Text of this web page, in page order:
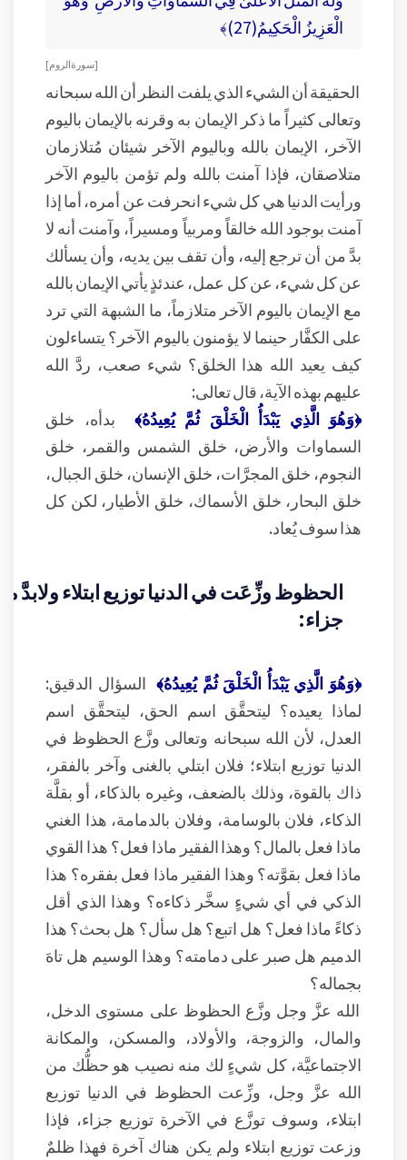
الْعَزِيزُ الْحَكِيمُ(27)﴾
[ سورة الروم ]
الحقيقة أن الشيء الذي يلفت النظر أن الله سبحانه
وتعالى كثيراً ما ذكر الإيمان به وقرنه بالإيمان باليوم
الآخر، الإيمان بالله وباليوم الآخر شيئان مُتلازمان
متلاصقان، فإذا آمنت بالله ولم تؤمن باليوم الآخر
ورأيت الدنيا هي كل شيء انحرفت عن أمره، أما إذا
آمنت بوجود الله خالقاً ومربياً ومسيراً، وآمنت أنه لا
بدَّ من أن ترجع إليه، وأن تقف بين يديه، وأن يسألك
عن كل شيء، عن كل عمل، عندئذٍ يأتي الإيمان بالله
مع الإيمان باليوم الآخر متلازماً، ما الشبهة التي ترد
على الكفَّار حينما لا يؤمنون باليوم الآخر؟ يتساءلون
كيف يعيد الله هذا الخلق؟ شيء صعب، ردَّ الله
عليهم بهذه الآية، قال تعالى:
﴿وَهُوَ الَّذِي يَبْدَأُ الْخَلْقَ ثُمَّ يُعِيدُهُ﴾
بدأه، خلق
السماوات والأرض، خلق الشمس والقمر، خلق
النجوم، خلق المجرَّات، خلق الإنسان، خلق الجبال،
خلق البحار، خلق الأسماك، خلق الأطيار، لكن كل
هذا سوف يُعاد.
الحظوظ وزِّعَت في الدنيا توزيع ابتلاء ولابدَّ
جزاء:
﴿وَهُوَ الَّذِي يَبْدَأُ الْخَلْقَ ثُمَّ يُعِيدُهُ﴾ السؤال الدقيق:
لماذا يعيده؟ ليتحقَّق اسم الحق، ليتحقَّق اسم
العدل، لأن الله سبحانه وتعالى وزَّع الحظوظ في
الدنيا توزيع ابتلاء؛ فلان ابتلي بالغنى وآخر بالفقر،
ذاك بالقوة، وذلك بالضعف، وغيره بالذكاء، أو بقلَّة
الذكاء، فلان بالوسامة، وفلان بالدمامة، هذا الغني
ماذا فعل بالمال؟ وهذا الفقير ماذا فعل؟ هذا القوي
ماذا فعل بقوَّته؟ وهذا الفقير ماذا فعل بفقره؟ هذا
الذكي في أي شيءٍ سخَّر ذكاءه؟ وهذا الذي أقل
ذكاءً ماذا فعل؟ هل اتبع؟ هل سأل؟ هل بحث؟ هذا
الدميم هل صبر على دمامته؟ وهذا الوسيم هل تاهَ
بجماله؟
الله عزَّ وجل وزَّع الحظوظ على مستوى الدخل،
والمال، والزوجة، والأولاد، والمسكن، والمكانة
الاجتماعيَّة، كل شيءٍ لك منه نصيب هو حظُّك من
الله عزَّ وجل، وزِّعت الحظوظ في الدنيا توزيع
ابتلاء، وسوف توزَّع في الآخرة توزيع جزاء، فإذا
وزعت توزيع ابتلاء ولم يكن هناك آخرة فهذا ظلمٌ